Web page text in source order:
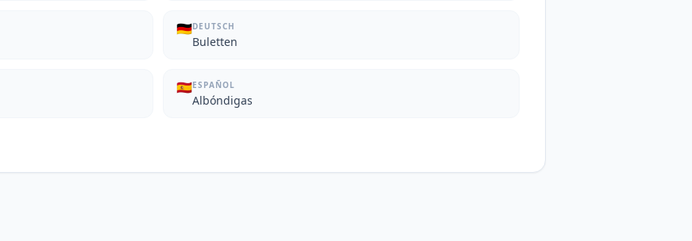
🇩🇪DEUTSCH
Buletten
🇪🇸ESPAÑOL
Albóndigas